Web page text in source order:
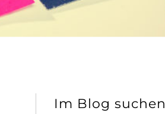
Im Blog suchen